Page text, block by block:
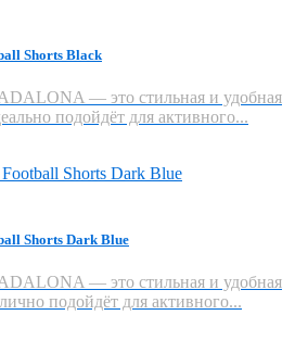
Shorts Black
— это стильная и удобная
подойдёт для активного...
Shorts Dark Blue
— это стильная и удобная
подойдёт для активного...